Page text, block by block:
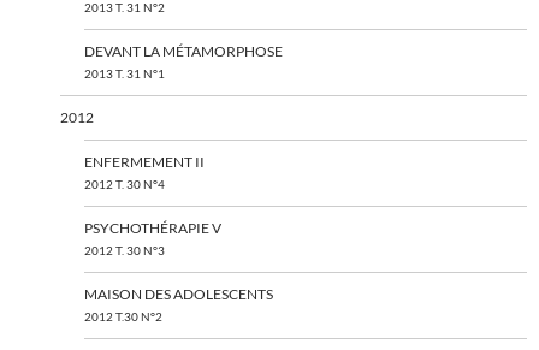
2013 T. 31 N°2
DEVANT LA MÉTAMORPHOSE
2013 T. 31 N°1
2012
ENFERMEMENT II
2012 T. 30 N°4
PSYCHOTHÉRAPIE V
2012 T. 30 N°3
MAISON DES ADOLESCENTS
2012 T.30 N°2